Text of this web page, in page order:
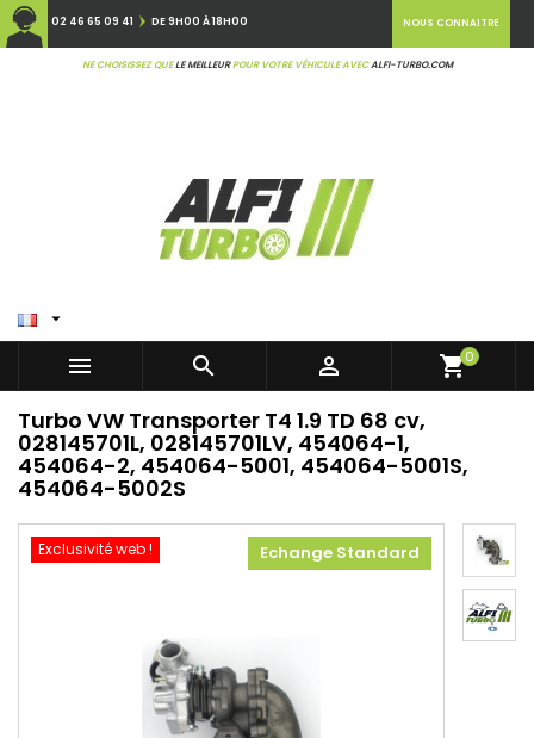
02 46 65 09 41 DE 9H00 À 18H00
NE CHOISISSEZ QUELE MEILLEURPOUR VOTRE VÉHICULE AVECALFI-TURBO.COM
NOUS CONNAITRE

   shopping_cart0
Turbo VW Transporter T4 1.9 TD 68 cv,
028145701L, 028145701LV, 454064-1,
454064-2, 454064-5001, 454064-5001S,
454064-5002S
Exclusivité web ! Echange Standard